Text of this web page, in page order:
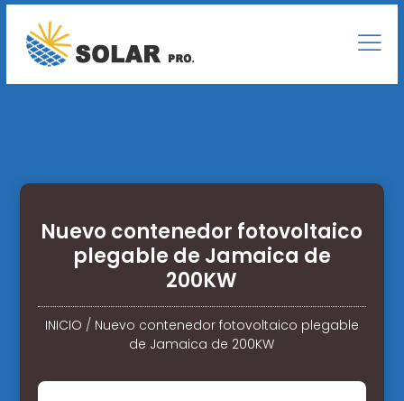
Nuevo contenedor fotovoltaico
plegable de Jamaica de
200KW
INICIO / Nuevo contenedor fotovoltaico plegable
de Jamaica de 200KW